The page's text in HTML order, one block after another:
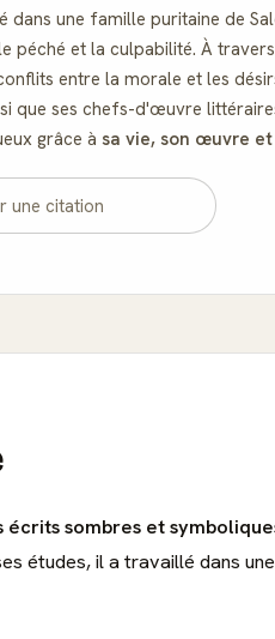
dans une famille puritaine de
péché et la culpabilité. À
entre la morale et les
que ses chefs-d'œuvre
grâce à sa vie, son œuvre
écrits sombres et
études, il a travaillé dans